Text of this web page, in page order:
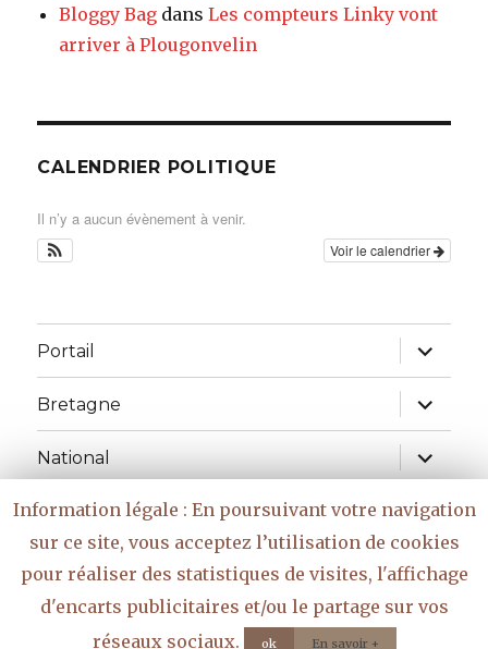
Bloggy Bag dansLes compteurs Linky vont
arriver à Plougonvelin
CALENDRIER POLITIQUE
Il n’y a aucun évènement à venir.
Voir le calendrier
Portail
ouvrir
le
sous-
menu
Bretagne
ouvrir
le
sous-
menu
National
ouvrir
le
menu
Réflexions
Vidéo
le
menu
Bloggy Bag Fièrement propulsé par WordPress
Information légale : En poursuivant votre navigation
sur ce site, vous acceptez l’utilisation de cookies
pour réaliser des statistiques de visites, l'affichage
d'encarts publicitaires et/ou le partage sur vos
réseaux sociaux.
ok En savoir +